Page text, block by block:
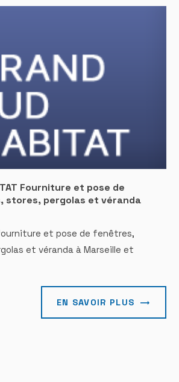
Fourniture et pose de
stores, pergolas et véranda
et pose de fenêtres,
et véranda à Marseille et
EN SAVOIR PLUS